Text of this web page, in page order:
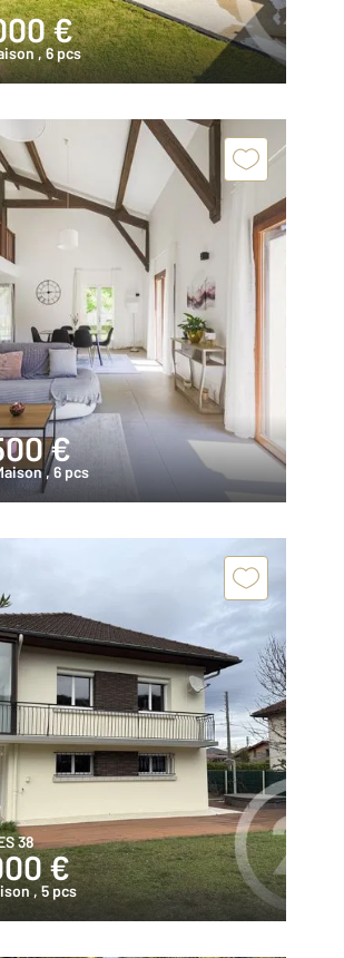
€
, 6 pcs
€
, 6 pcs
38
€
, 5 pcs